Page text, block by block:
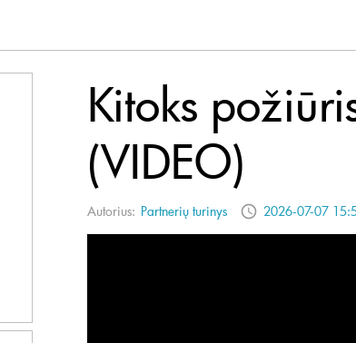
Kitoks
(VIDEO)
Autorius: Partnerių turinys 2026-07-07